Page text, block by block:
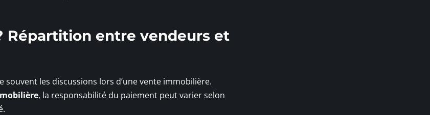
Répartition entre vendeurs et
souvent les discussions lors d’une vente immobilière.
, la responsabilité du paiement peut varier selon